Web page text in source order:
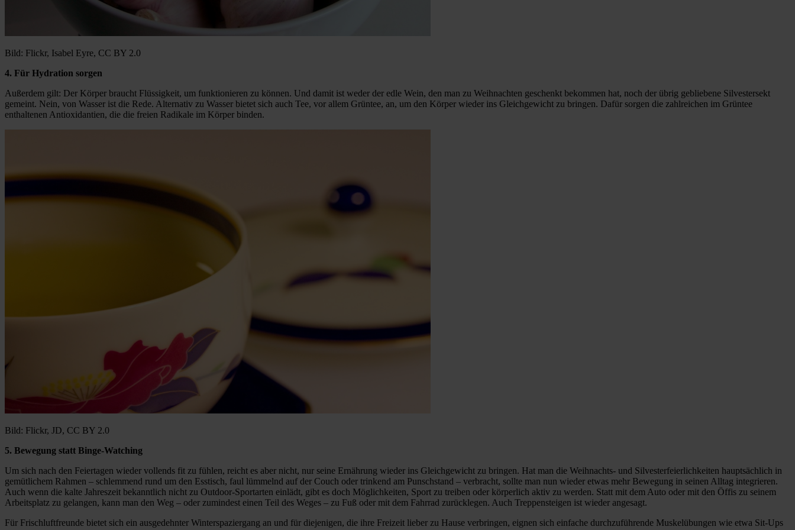
Bild: Flickr, Isabel Eyre, CC BY 2.0
4. Für Hydration sorgen
Außerdem gilt: Der Körper braucht Flüssigkeit, um funktionieren zu können. Und damit ist weder der edle Wein, den man zu Weihnachten geschenkt bekommen hat, noch der übrig gebliebene Silvestersekt
gemeint. Nein, von Wasser ist die Rede. Alternativ zu Wasser bietet sich auch Tee, vor allem Grüntee, an, um den Körper wieder ins Gleichgewicht zu bringen. Dafür sorgen die zahlreichen im Grüntee
enthaltenen Antioxidantien, die die freien Radikale im Körper binden.
Bild: Flickr, JD, CC BY 2.0
5. Bewegung statt Binge-Watching
Um sich nach den Feiertagen wieder vollends fit zu fühlen, reicht es aber nicht, nur seine Ernährung wieder ins Gleichgewicht zu bringen. Hat man die Weihnachts- und Silvesterfeierlichkeiten hauptsächlich in
gemütlichem Rahmen – schlemmend rund um den Esstisch, faul lümmelnd auf der Couch oder trinkend am Punschstand – verbracht, sollte man nun wieder etwas mehr Bewegung in seinen Alltag integrieren.
Auch wenn die kalte Jahreszeit bekanntlich nicht zu Outdoor-Sportarten einlädt, gibt es doch Möglichkeiten, Sport zu treiben oder körperlich aktiv zu werden. Statt mit dem Auto oder mit den Öffis zu seinem
Arbeitsplatz zu gelangen, kann man den Weg – oder zumindest einen Teil des Weges – zu Fuß oder mit dem Fahrrad zurücklegen. Auch Treppensteigen ist wieder angesagt.
Für Frischluftfreunde bietet sich ein ausgedehnter Winterspaziergang an und für diejenigen, die ihre Freizeit lieber zu Hause verbringen, eignen sich einfache durchzuführende Muskelübungen wie etwa Sit-Ups